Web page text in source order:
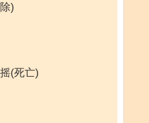
)
(死亡)